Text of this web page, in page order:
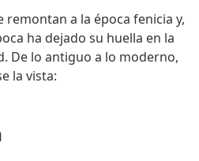
ha dejado su huella en la
De lo antiguo a lo moderno,
la vista: